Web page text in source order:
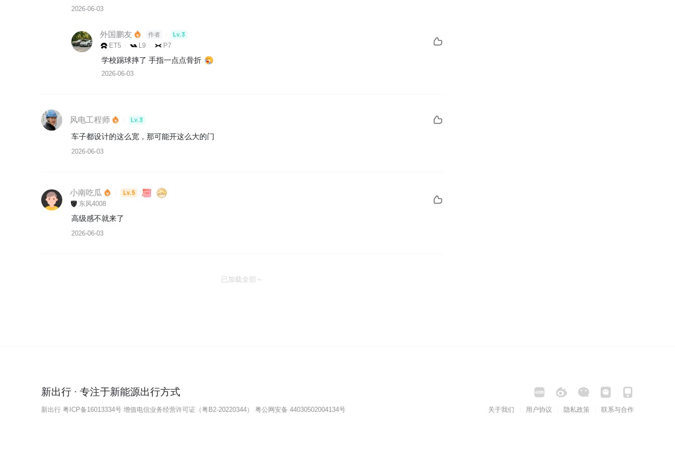
2026-06-03
外国鹏友 作者 Lv.3
ET5 L9 P7
学校踢球摔了 手指一点点骨折
2026-06-03
风电工程师
Lv.3
车子都设计的这么宽，那可能开这么大的门
2026-06-03
小南吃瓜 Lv.5
东风4008
高级感不就来了
2026-06-03
已加载全部～
新出行 · 专注于新能源出行方式
新出行 粤ICP备16013334号 增值电信业务经营许可证（粤B2-20220344） 粤公网安备 44030502004134号 关于我们 用户协议 隐私政策 联系与合作